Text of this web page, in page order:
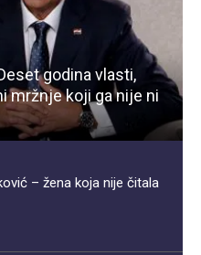
godina vlasti,
mržnje koji ga nije ni
– žena koja nije čitala